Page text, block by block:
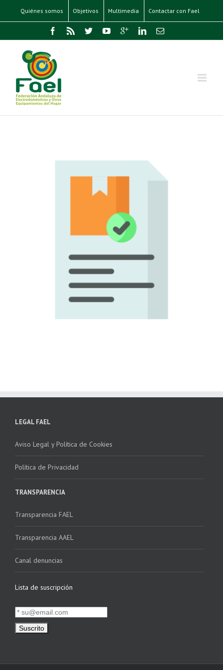
Quiénes somos Objetivos Multimedia Contactar con Fael
LEGAL FAEL
Aviso Legal y Política de Cookies
Política de Privacidad
TRANSPARENCIA
Transparencia FAEL
Transparencia AAEL
Canal denuncias
Lista de suscripción